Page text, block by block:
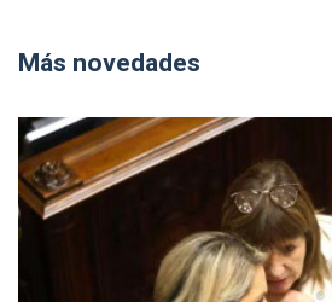
Más novedades